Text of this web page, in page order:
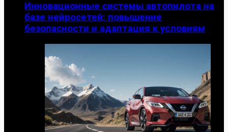
Инновационные системы автопилота на
базе нейросетей: повышение
безопасности и адаптация к условиям